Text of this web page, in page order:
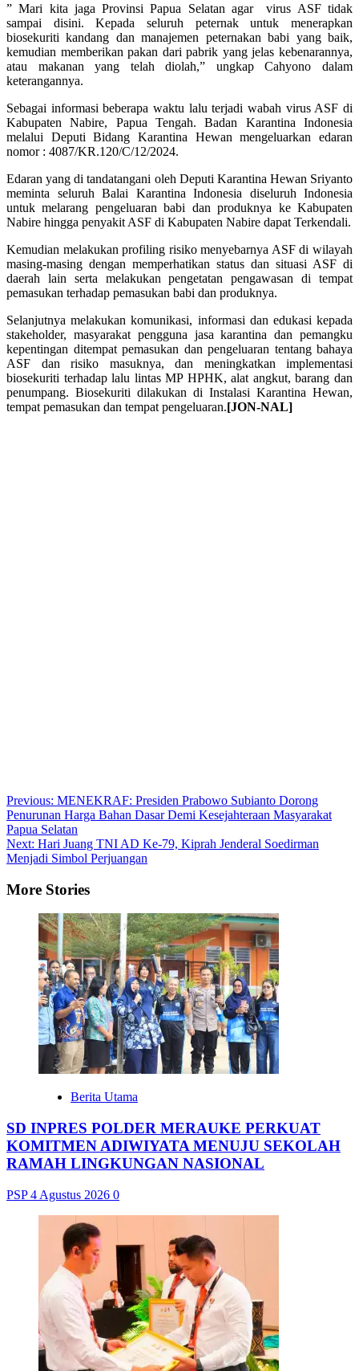
” Mari kita jaga Provinsi Papua Selatan agar virus ASF tidak
sampai disini. Kepada seluruh peternak untuk menerapkan
biosekuriti kandang dan manajemen peternakan babi yang baik,
kemudian memberikan pakan dari pabrik yang jelas kebenarannya,
atau makanan yang telah diolah,” ungkap Cahyono dalam
keterangannya.
Sebagai informasi beberapa waktu lalu terjadi wabah virus ASF di
Kabupaten Nabire, Papua Tengah. Badan Karantina Indonesia
melalui Deputi Bidang Karantina Hewan mengeluarkan edaran
nomor : 4087/KR.120/C/12/2024.
Edaran yang di tandatangani oleh Deputi Karantina Hewan Sriyanto
meminta seluruh Balai Karantina Indonesia diseluruh Indonesia
untuk melarang pengeluaran babi dan produknya ke Kabupaten
Nabire hingga penyakit ASF di Kabupaten Nabire dapat Terkendali.
Kemudian melakukan profiling risiko menyebarnya ASF di wilayah
masing-masing dengan memperhatikan status dan situasi ASF di
daerah lain serta melakukan pengetatan pengawasan di tempat
pemasukan terhadap pemasukan babi dan produknya.
Selanjutnya melakukan komunikasi, informasi dan edukasi kepada
stakeholder, masyarakat pengguna jasa karantina dan pemangku
kepentingan ditempat pemasukan dan pengeluaran tentang bahaya
ASF dan risiko masuknya, dan meningkatkan implementasi
biosekuriti terhadap lalu lintas MP HPHK, alat angkut, barang dan
penumpang. Biosekuriti dilakukan di Instalasi Karantina Hewan,
tempat pemasukan dan tempat pengeluaran.[JON-NAL]
Post
navigation
Previous: MENEKRAF: Presiden Prabowo Subianto Dorong
Penurunan Harga Bahan Dasar Demi Kesejahteraan Masyarakat
Papua Selatan
Next: Hari Juang TNI AD Ke-79, Kiprah Jenderal Soedirman
Menjadi Simbol Perjuangan
More Stories
Berita Utama
SD INPRES POLDER MERAUKE PERKUAT
KOMITMEN ADIWIYATA MENUJU SEKOLAH
RAMAH LINGKUNGAN NASIONAL
PSP4 Agustus 2026 0